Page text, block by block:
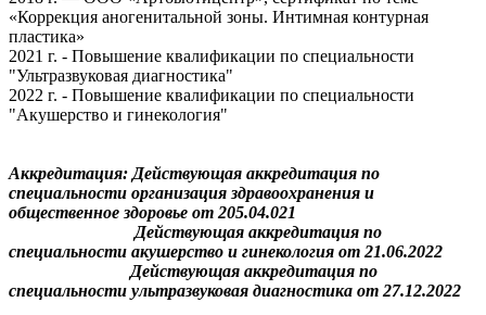
«Коррекция аногенитальной зоны. Интимная контурная
пластика»
2021 г. - Повышение квалификации по специальности
"Ультразвуковая диагностика"
2022 г. - Повышение квалификации по специальности
"Акушерство и гинекология"
Аккредитация: Действующая аккредитация по
специальности организация здравоохранения и
общественное здоровье от 205.04.021
Действующая аккредитация по
специальности акушерство и гинекология от 21.06.2022
Действующая аккредитация по
специальности ультразвуковая диагностика от 27.12.2022